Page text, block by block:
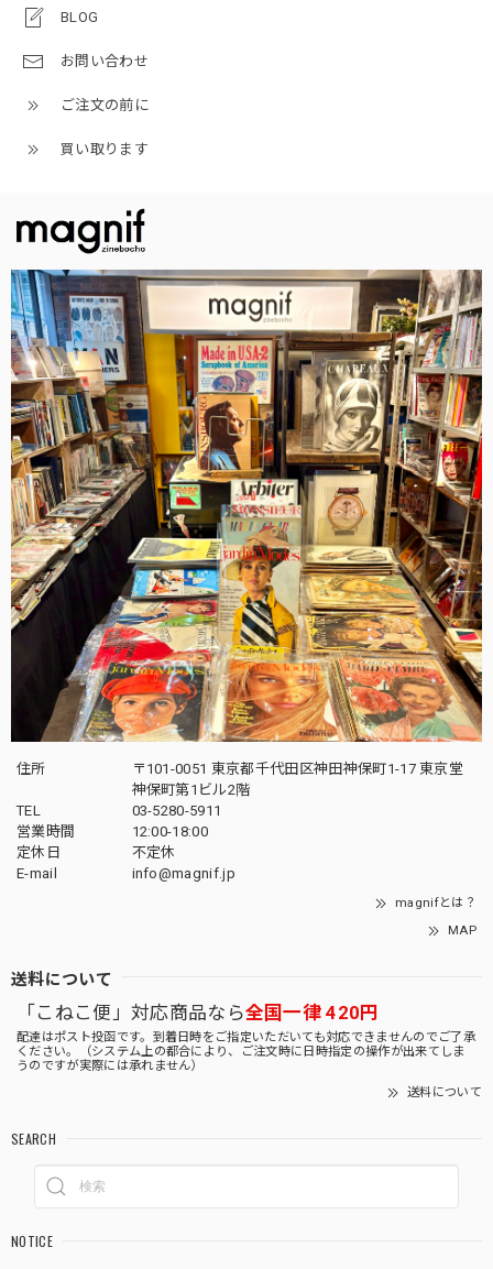
BLOG
お問い合わせ
ご注文の前に
買い取ります
住所
〒101-0051 東京都千代田区神田神保町1-17 東京堂
神保町第1ビル2階
TEL
03-5280-5911
営業時間
12:00-18:00
定休日
不定休
E-mail
info@magnif.jp
magnifとは？
MAP
送料について
「こねこ便」対応商品なら全国一律 420円
配達はポスト投函です。到着日時をご指定いただいても対応できませんのでご了承
ください。（システム上の都合により、ご注文時に日時指定の操作が出来てしま
うのですが実際には承れません）
送料について
SEARCH
NOTICE